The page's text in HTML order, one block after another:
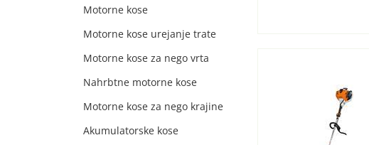
Motorne kose
Motorne kose urejanje trate
Motorne kose za nego vrta
Nahrbtne motorne kose
Motorne kose za nego krajine
Akumulatorske kose